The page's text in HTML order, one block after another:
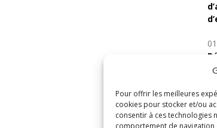
Pour offrir les meilleures
cookies pour stocker et/ou
consentir à ces technologies
comportement de navigation